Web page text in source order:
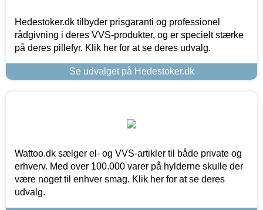
Hedestoker.dk tilbyder prisgaranti og professionel
rådgivning i deres VVS-produkter, og er specielt stærke
på deres pillefyr. Klik her for at se deres udvalg.
Se udvalget på Hedestoker.dk
Wattoo.dk sælger el- og VVS-artikler til både private og
erhverv. Med over 100.000 varer på hylderne skulle der
være noget til enhver smag. Klik her for at se deres
udvalg.